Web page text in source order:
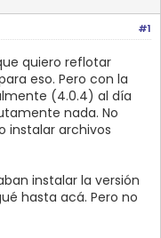
#1
quiero reflotar
eso. Pero con la
(4.0.4) al día
nada. No
instalar archivos
instalar la versión
hasta acá. Pero no